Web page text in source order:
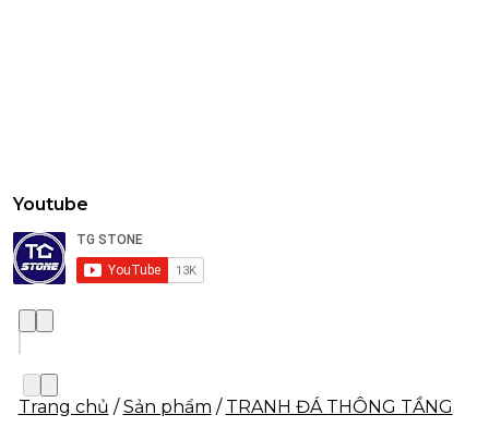
Youtube
Trang chủ / Sản phẩm / TRANH ĐÁ THÔNG TẦNG